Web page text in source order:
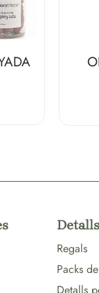
Regals
Packs